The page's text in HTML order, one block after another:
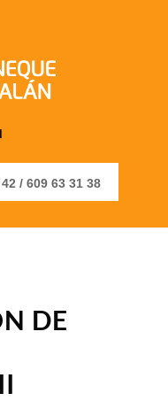
/ 609 63 31 38
DE